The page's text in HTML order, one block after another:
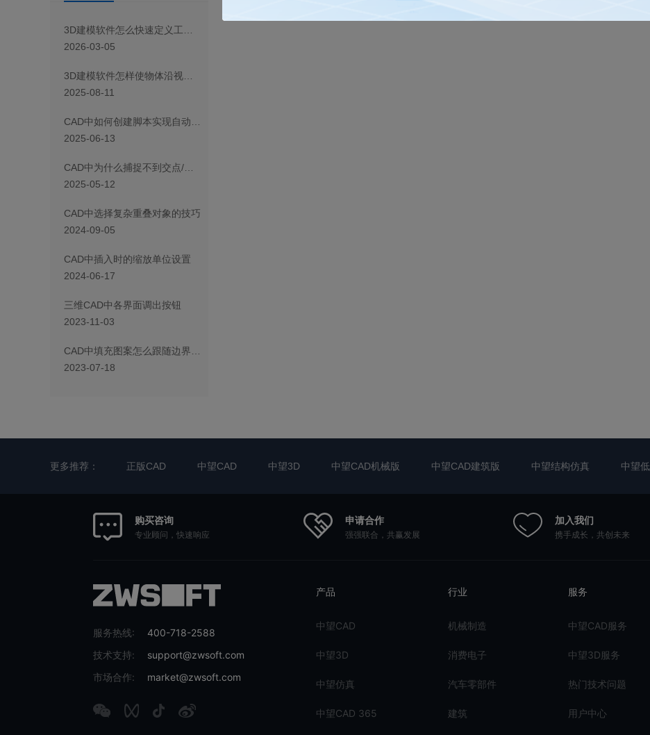
3D建模软件怎么快速定义工程图的视图方向
2026-03-05
3D建模软件怎样使物体沿视图轴旋转
2025-08-11
CAD中如何创建脚本实现自动绘图
2025-06-13
CAD中为什么捕捉不到交点/捕捉数值不正确
2025-05-12
CAD中选择复杂重叠对象的技巧
2024-09-05
CAD中插入时的缩放单位设置
2024-06-17
三维CAD中各界面调出按钮
2023-11-03
CAD中填充图案怎么跟随边界变化
2023-07-18
更多推荐： 正版CAD 中望CAD 中望3D 中望CAD机械版 中望CAD建筑版 中望结构仿真 中望
购买咨询
专业顾问，快速响应
申请合作
强强联合，共赢发展
加入我们
携手成长，共创未来
服务热线:
400-718-2588
技术支持:
support@zwsoft.com
市场合作:
market@zwsoft.com
产品
中望CAD
中望3D
中望仿真
中望CAD 365
行业
机械制造
消费电子
汽车零部件
建筑
服务
中望CAD服务
中望3D服务
热门技术问题
用户中心